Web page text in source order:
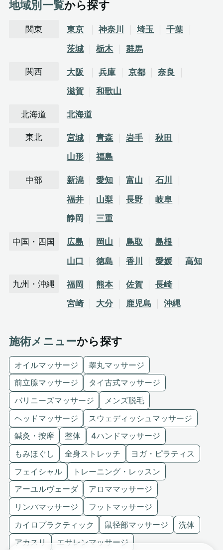
地域別一覧から探す
関東 東京 神奈川 埼玉
千葉
茨城
栃木 群馬
関西 大阪 兵庫 京都
奈良
滋賀
和歌山
北海道 北海道
東北 宮城 青森 岩手
秋田
山形
福島
中部 新潟 愛知 富山
石川
福井
山梨 長野
岐阜
静岡
三重
中国・四国 広島 岡山 鳥取
島根
山口
徳島 香川 愛媛 高知
九州・沖縄 福岡 熊本 佐賀
長崎
宮崎
大分 鹿児島 沖縄
施術メニューから探す
オイルマッサージ
睾丸マッサージ
前立腺マッサージ
タイ古式マッサージ
バリニーズマッサージ
メンズ脱毛
ヘッドマッサージ
スウェディッシュマッサージ
鍼灸・按摩
整体
4ハンドマッサージ
もみほぐし
全身ストレッチ
ヨガ・ピラティス
フェイシャル
トレーニング・レッスン
アーユルヴェーダ
アロママッサージ
リンパマッサージ
フットマッサージ
カイロプラクティック
鼠径部マッサージ
洗体
アカスリ
エサレンマッサージ